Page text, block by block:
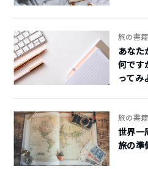
旅の書籍
あなた
何です
ってみ
旅の書籍
世界一
旅の準